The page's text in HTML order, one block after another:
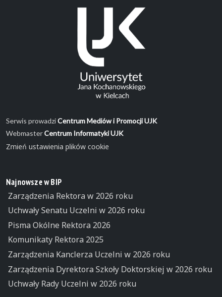
Serwis prowadziCentrum Mediów i Promocji UJK
WebmasterCentrum Informatyki UJK
Zmień ustawienia plików cookie
Najnowsze w BIP
Zarządzenia Rektora w 2026 roku
Uchwały Senatu Uczelni w 2026 roku
Pisma Okólne Rektora 2026
Komunikaty Rektora 2025
Zarządzenia Kanclerza Uczelni w 2026 roku
Zarządzenia Dyrektora Szkoły Doktorskiej w 2026 roku
Uchwały Rady Uczelni w 2026 roku